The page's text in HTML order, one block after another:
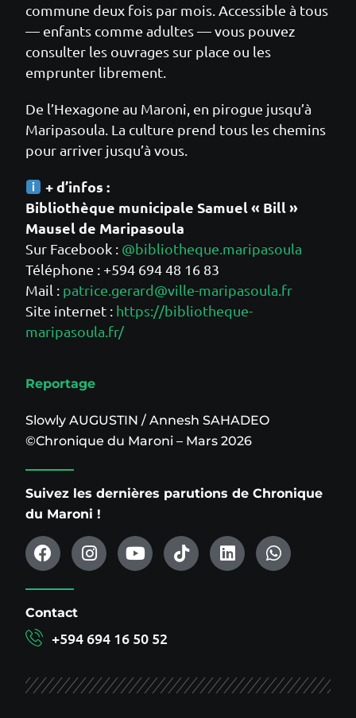
commune deux fois par mois. Accessible à tous
— enfants comme adultes — vous pouvez
consulter les ouvrages sur place ou les
emprunter librement.
De l’Hexagone au Maroni, en pirogue jusqu’à
Maripasoula. La culture prend tous les chemins
pour arriver jusqu’à vous.
+ d’infos :
Bibliothèque municipale Samuel « Bill »
Mausel de Maripasoula
Sur Facebook : @bibliotheque.maripasoula
Téléphone : +594 694 48 16 83
Mail : patrice.gerard@ville-maripasoula.fr
Site internet : https://bibliotheque-
maripasoula.fr/
Reportage
Slowly AUGUSTIN / Annesh SAHADEO
©Chronique du Maroni – Mars 2026
Suivez les dernières parutions de Chronique
du Maroni !
Contact
+594 694 16 50 52